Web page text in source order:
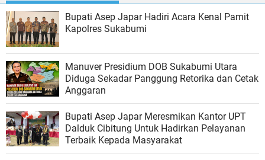
Bupati Asep Japar Hadiri Acara Kenal Pamit
Kapolres Sukabumi
Manuver Presidium DOB Sukabumi Utara
Diduga Sekadar Panggung Retorika dan Cetak
Anggaran
Bupati Asep Japar Meresmikan Kantor UPT
Dalduk Cibitung Untuk Hadirkan Pelayanan
Terbaik Kepada Masyarakat